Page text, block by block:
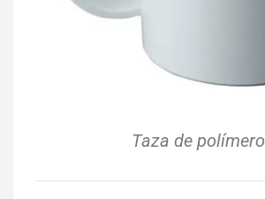
Taza de polímero